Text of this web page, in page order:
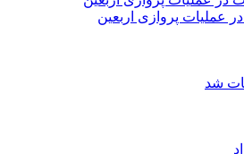
عملیات پروازی اربعین
شد